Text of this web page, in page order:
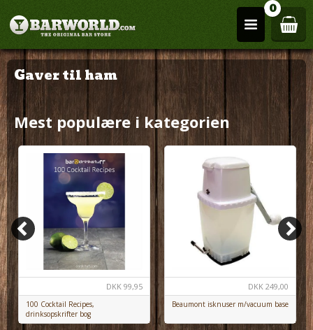
0
Gaver til ham
Mest populære i kategorien
DKK 99,95
100 Cocktail Recipes,
drinksopskrifter bog
DKK 249,00
Beaumont isknuser m/vacuum base